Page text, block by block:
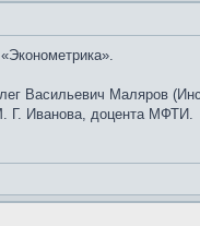
Васильевич Маляров
Г. Иванова, доцента МФТИ.